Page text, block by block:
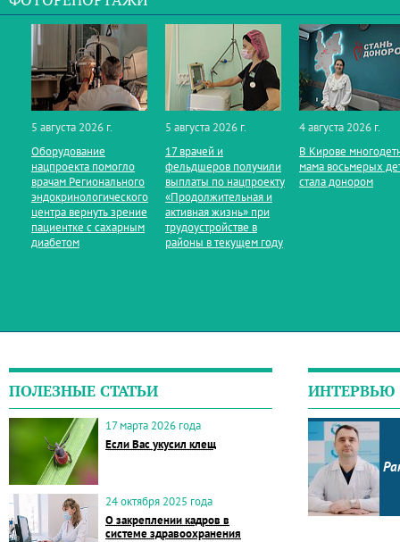
5 августа 2026 г.
Оборудование
нацпроекта помогло
врачам Регионального
эндокринологического
центра вернуть зрение
пациентке с сахарным
диабетом
5 августа 2026 г.
17 врачей и
фельдшеров получили
выплаты по нацпроекту
«Продолжительная и
активная жизнь» при
трудоустройстве в
районы в текущем году
4 августа 2026 г.
В Кирове
мама восьмерых
стала донором
ПОЛЕЗНЫЕ СТАТЬИ
17 марта 2026 года
Если Вас укусил клещ
24 октября 2025 года
О закреплении кадров в
системе здравоохранения
ИНТЕРВЬЮ